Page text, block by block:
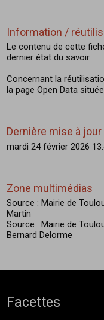
Information /
Le contenu de cette
dernier état du savoir.
Concernant la
la page Open Data
Dernière mise à jour
mardi 24 février 2026
Zone multimédias
Source : Mairie de
Martin
Source : Mairie de
Bernard Delorme
Facettes